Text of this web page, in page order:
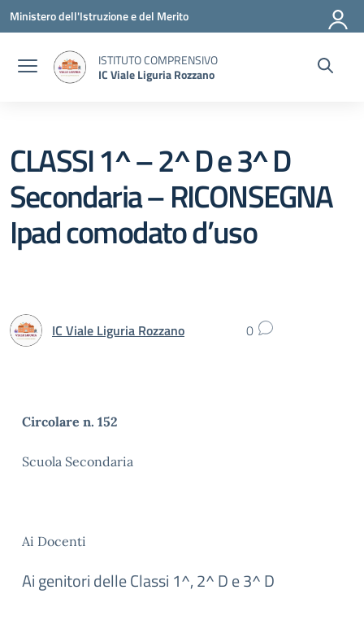
Vai ai contenuti
Vai al menu di navigazione
Vai al footer
Ministero dell'Istruzione e del Merito
ISTITUTO COMPRENSIVO
IC Viale Liguria Rozzano
CLASSI 1^ – 2^ D e 3^ D
Secondaria – RICONSEGNA
Ipad comodato d’uso
IC Viale Liguria Rozzano 0
Circolare n. 152
Scuola Secondaria
Ai Docenti
Ai genitori delle Classi 1^, 2^ D e 3^ D